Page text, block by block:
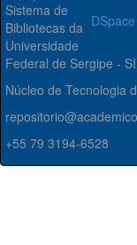
Sistema de
Bibliotecas da
Universidade
Federal de Sergipe -
Núcleo de Tecnologia
+55 79 3194-6528